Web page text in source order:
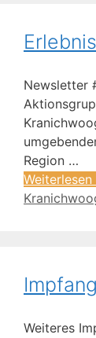
Newsletter
Region …
Weiteres